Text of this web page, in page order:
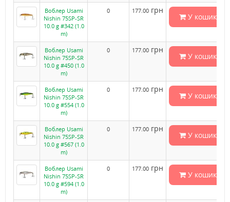
Воблер Usami
Nishin 75SP-SR
10.0 g #342 (1.0
m)
0 177.00 грн
У кошик
Воблер Usami
Nishin 75SP-SR
10.0 g #450 (1.0
m)
0 177.00 грн
У кошик
Воблер Usami
Nishin 75SP-SR
10.0 g #554 (1.0
m)
0 177.00 грн
У кошик
Воблер Usami
Nishin 75SP-SR
10.0 g #567 (1.0
m)
0 177.00 грн
У кошик
Воблер Usami
Nishin 75SP-SR
10.0 g #594 (1.0
m)
0 177.00 грн
У кошик